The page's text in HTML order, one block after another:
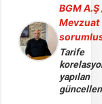
BGM A.Ş
Mevzuat
Tarife
yapılan